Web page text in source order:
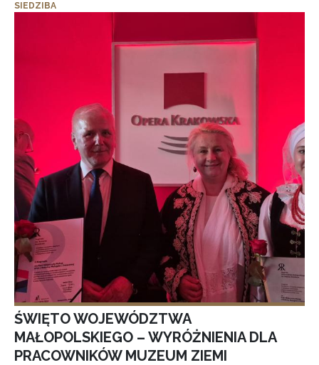
SIEDZIBA
ŚWIĘTO WOJEWÓDZTWA
MAŁOPOLSKIEGO – WYRÓŻNIENIA DLA
PRACOWNIKÓW MUZEUM ZIEMI